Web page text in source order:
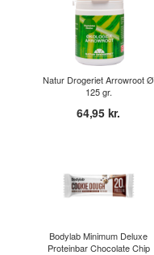
Natur Drogeriet Arrowroot Ø
125 gr.
64,95 kr.
Bodylab Minimum Deluxe
Proteinbar Chocolate Chip